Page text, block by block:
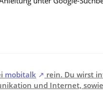
mobitalk
rein. Du wirst
und Internet,